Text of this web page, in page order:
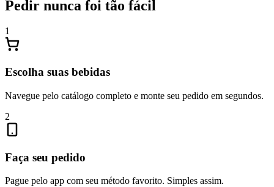
Pedir nunca foi tão fácil
1
Escolha suas bebidas
Navegue pelo catálogo completo e monte seu pedido em segundos.
2
Faça seu pedido
Pague pelo app com seu método favorito. Simples assim.